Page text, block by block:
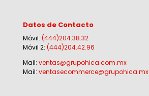
Datos de Contacto
Móvil: (444)204.38.32
Móvil 2: (444)204.42.96
Mail: ventas@grupohica.com.mx
Mail: ventasecommerce@grupohica.mx